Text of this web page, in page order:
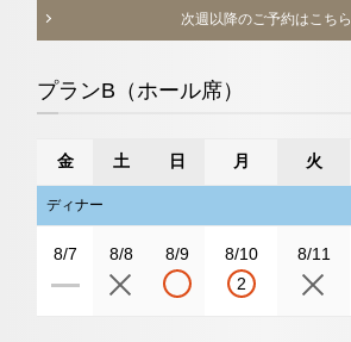
次週以降のご予約はこちら
プランB（ホール席）
金 土 日 月 火
ディナー
8/7 8/8
8/9
2
8/10 8/11